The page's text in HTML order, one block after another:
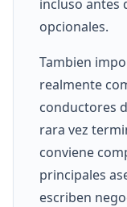
incluso antes
opcionales.
Tambien
realmente
conductores
rara vez
conviene
principales
escriben